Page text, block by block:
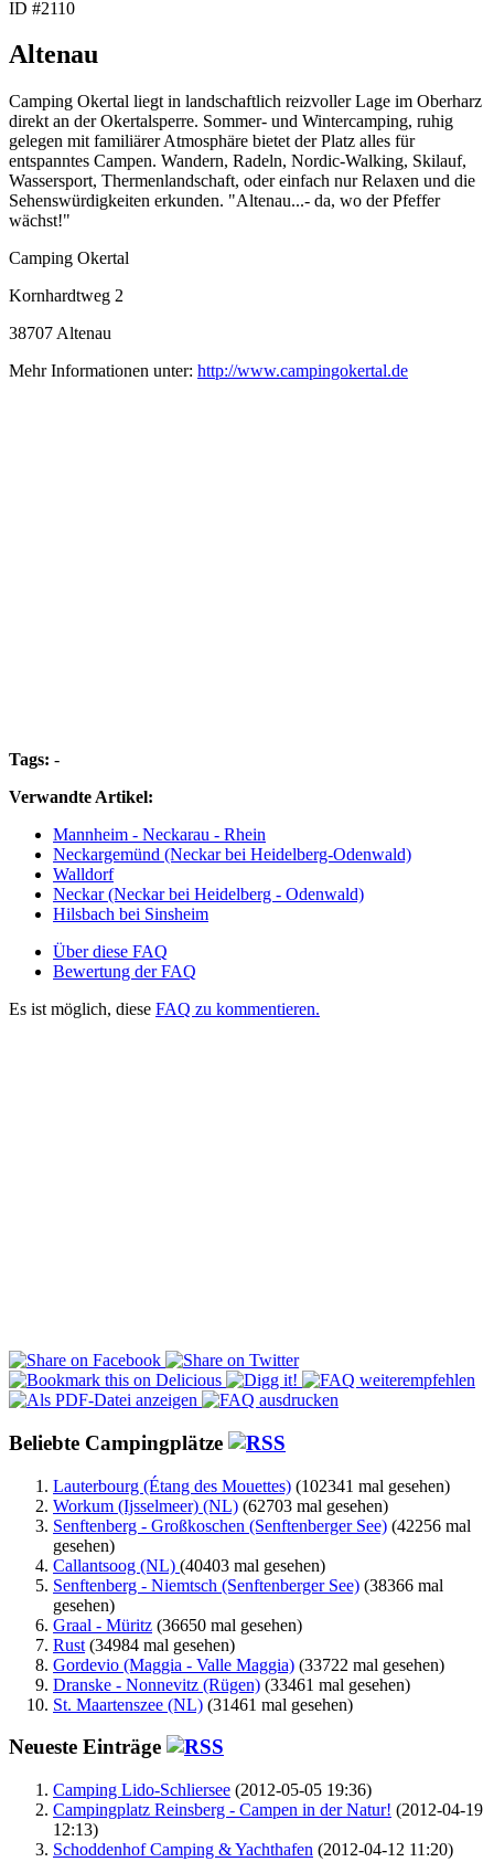
ID #2110
Altenau
Camping Okertal liegt in landschaftlich reizvoller Lage im Oberharz
direkt an der Okertalsperre. Sommer- und Wintercamping, ruhig
gelegen mit familiärer Atmosphäre bietet der Platz alles für
entspanntes Campen. Wandern, Radeln, Nordic-Walking, Skilauf,
Wassersport, Thermenlandschaft, oder einfach nur Relaxen und die
Sehenswürdigkeiten erkunden. "Altenau...- da, wo der Pfeffer
wächst!"
Camping Okertal
Kornhardtweg 2
38707 Altenau
Mehr Informationen unter: http://www.campingokertal.de
Tags: -
Verwandte Artikel:
Mannheim - Neckarau - Rhein
Neckargemünd (Neckar bei Heidelberg-Odenwald)
Walldorf
Neckar (Neckar bei Heidelberg - Odenwald)
Hilsbach bei Sinsheim
Über diese FAQ
Bewertung der FAQ
Es ist möglich, diese FAQ zu kommentieren.
Beliebte Campingplätze
Lauterbourg (Étang des Mouettes) (102341 mal gesehen)
Workum (Ijsselmeer) (NL) (62703 mal gesehen)
Senftenberg - Großkoschen (Senftenberger See) (42256 mal
gesehen)
Callantsoog (NL) (40403 mal gesehen)
Senftenberg - Niemtsch (Senftenberger See) (38366 mal
gesehen)
Graal - Müritz (36650 mal gesehen)
Rust (34984 mal gesehen)
Gordevio (Maggia - Valle Maggia) (33722 mal gesehen)
Dranske - Nonnevitz (Rügen) (33461 mal gesehen)
St. Maartenszee (NL) (31461 mal gesehen)
Neueste Einträge
Camping Lido-Schliersee (2012-05-05 19:36)
Campingplatz Reinsberg - Campen in der Natur! (2012-04-19
12:13)
Schoddenhof Camping & Yachthafen (2012-04-12 11:20)